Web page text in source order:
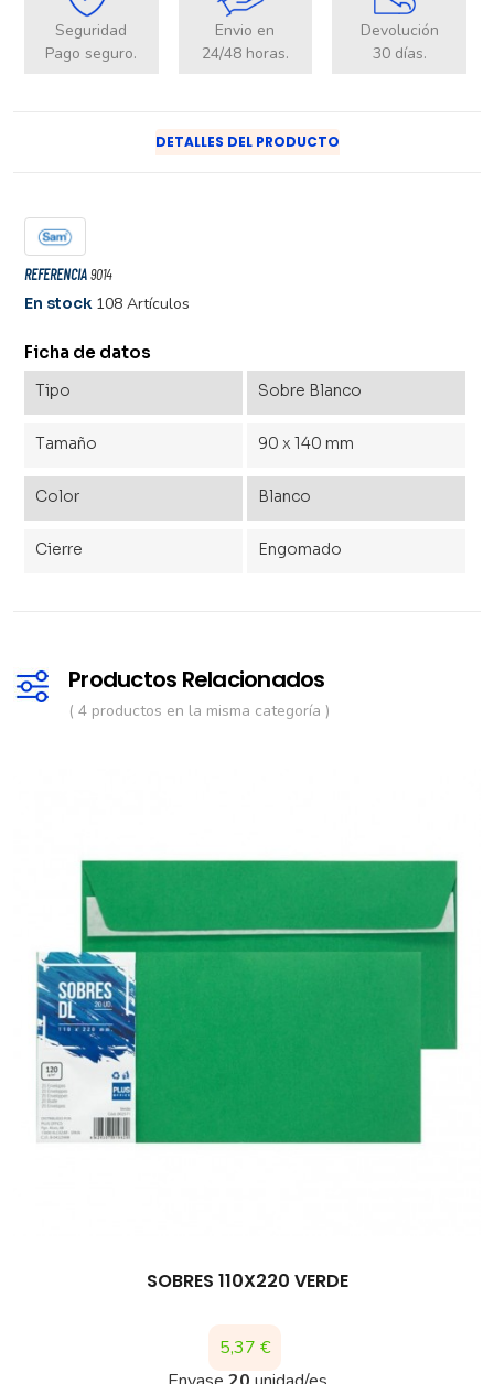
Seguridad
Pago seguro.
Envio en
24/48 horas.
Devolución
30 días.
DETALLES DEL PRODUCTO
REFERENCIA 9014
En stock 108 Artículos
Ficha de datos
Tipo Sobre Blanco
Tamaño 90 x 140 mm
Color Blanco
Cierre Engomado
Productos Relacionados
( 4 productos en la misma categoría )
SOBRES 110X220 VERDE
Precio
5,37 €